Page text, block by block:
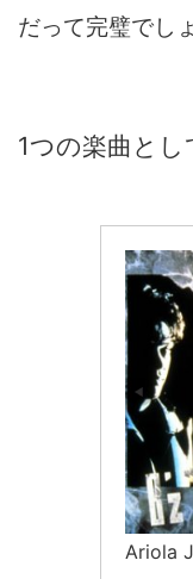
だって完璧でし
1つの楽曲とし
Ariola